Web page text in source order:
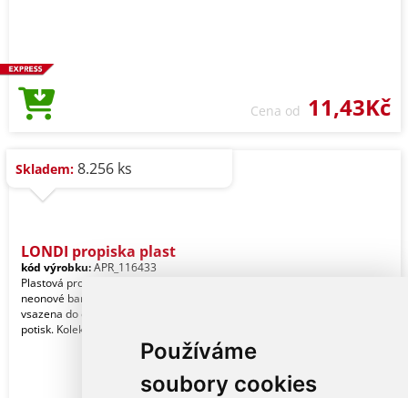
Používáme
soubory cookies
Cena od 11,43Kč
Skladem: 8.256 ks
LONDI propiska plast
kód výrobku:APR_116433
Plastová propiska ve výrazné růžové
neonové barvě. Stříbrná část je
vsazena do části klipu a je vhodná pro
potisk. Kolek